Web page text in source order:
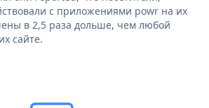
с приложениями powr на их
в 2,5 раза дольше, чем любой
сайте.